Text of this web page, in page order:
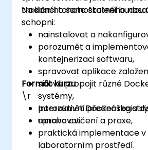
tradičního samostatného
Na konci tohoto školení budou
schopni:
nainstalovat a
porozumět a
kontejnerizaci softwaru,
spravovat aplikace
síťově propojit různé
systémy,
porozumět Docker
upravovat.
Formát kurzu
\r
Interaktivní přednáška a
mnoho cvičení a praxe,
praktická implementace v
laboratorním prostředí.